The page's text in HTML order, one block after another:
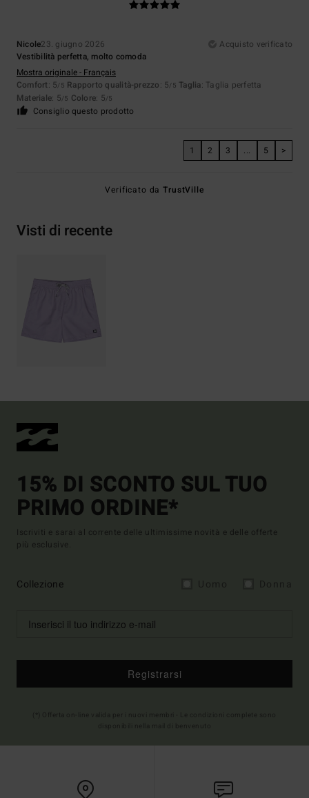
Nicole23. giugno 2026
Acquisto verificato
Vestibilità perfetta, molto comoda
Mostra originale - Français
Comfort: 5/5 Rapporto qualità-prezzo: 5/5 Taglia: Taglia perfetta
Materiale: 5/5 Colore: 5/5
Consiglio questo prodotto
1 2 3 ... 5 >
Verificato daTrustVille
Visti di recente
15% DI SCONTO SUL TUO
PRIMO ORDINE*
Iscriviti e sarai al corrente delle ultimissime novità e delle offerte
più esclusive.
Collezione
Registrarsi